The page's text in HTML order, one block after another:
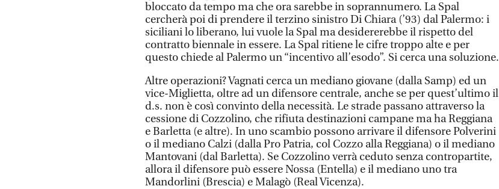
bloccato da tempo ma che ora sarebbe in soprannumero. La Spal
cercherà poi di prendere il terzino sinistro Di Chiara (’93) dal Palermo: i
siciliani lo liberano, lui vuole la Spal ma desidererebbe il rispetto del
contratto biennale in essere. La Spal ritiene le cifre troppo alte e per
questo chiede al Palermo un “incentivo all’esodo”. Si cerca una soluzione.
Altre operazioni? Vagnati cerca un mediano giovane (dalla Samp) ed un
vice-Miglietta, oltre ad un difensore centrale, anche se per quest’ultimo il
d.s. non è così convinto della necessità. Le strade passano attraverso la
cessione di Cozzolino, che rifiuta destinazioni campane ma ha Reggiana
e Barletta (e altre). In uno scambio possono arrivare il difensore Polverini
o il mediano Calzi (dalla Pro Patria, col Cozzo alla Reggiana) o il mediano
Mantovani (dal Barletta). Se Cozzolino verrà ceduto senza contropartite,
allora il difensore può essere Nossa (Entella) e il mediano uno tra
Mandorlini (Brescia) e Malagò (Real Vicenza).